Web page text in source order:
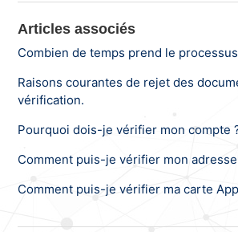
Articles associés
Combien de temps prend le
Raisons courantes de rejet des
vérification.
Pourquoi dois-je vérifier mon compte
Comment puis-je vérifier mon
Comment puis-je vérifier ma carte